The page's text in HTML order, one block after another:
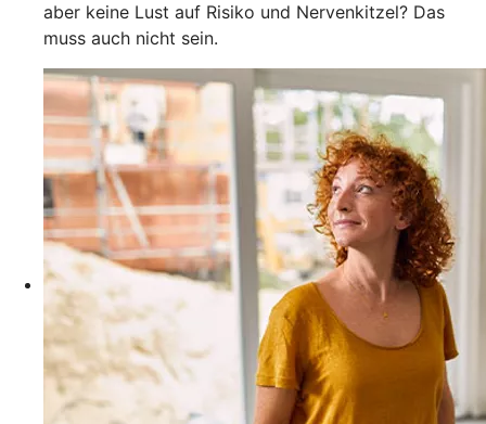
aber keine Lust auf Risiko und Nervenkitzel? Das
muss auch nicht sein.